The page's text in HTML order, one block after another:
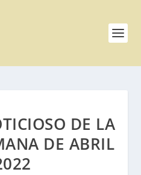
DE LA
DE ABRIL